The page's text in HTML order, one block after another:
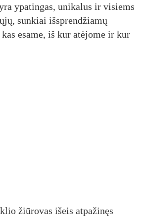
ypatingas, unikalus ir visiems
sunkiai išsprendžiamų
esame, iš kur atėjome ir kur
žiūrovas išeis atpažinęs